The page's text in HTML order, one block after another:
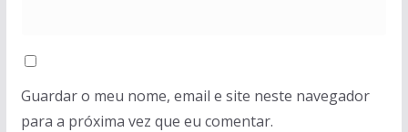
Guardar o meu nome, email e site neste navegador
para a próxima vez que eu comentar.